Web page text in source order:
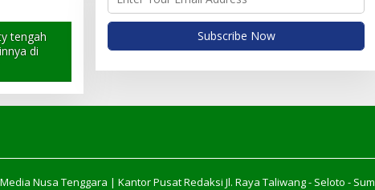
tengah
di
Nusa Tenggara | Kantor Pusat Redaksi Jl. Raya Taliwang - Seloto -